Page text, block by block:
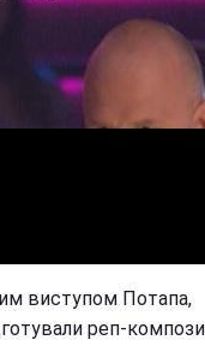
виступом Потапа,
реп-